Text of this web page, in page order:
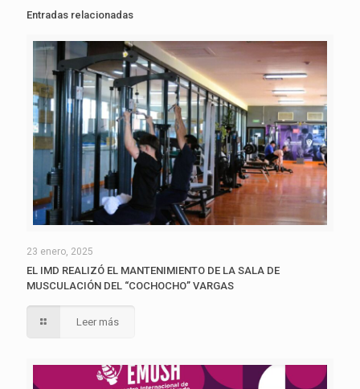
Entradas relacionadas
23 enero, 2025
EL IMD REALIZÓ EL MANTENIMIENTO DE LA SALA DE
MUSCULACIÓN DEL “COCHOCHO” VARGAS
Leer más